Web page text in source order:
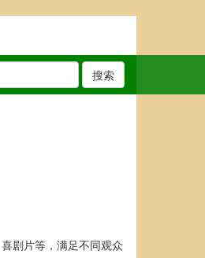
搜索
剧片等，满足不同观众